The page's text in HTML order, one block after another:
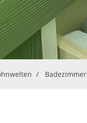
Badezimmer